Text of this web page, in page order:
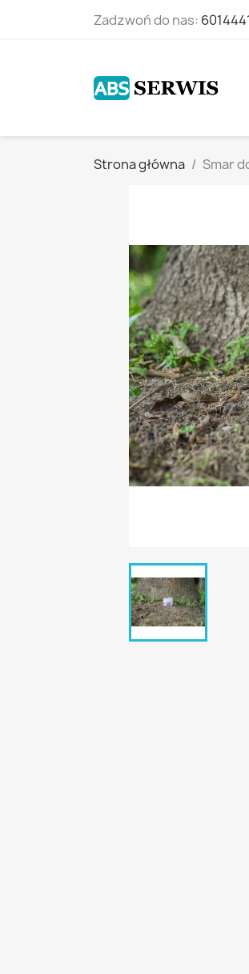
Zadzwoń do nas:
Strona główna Smar